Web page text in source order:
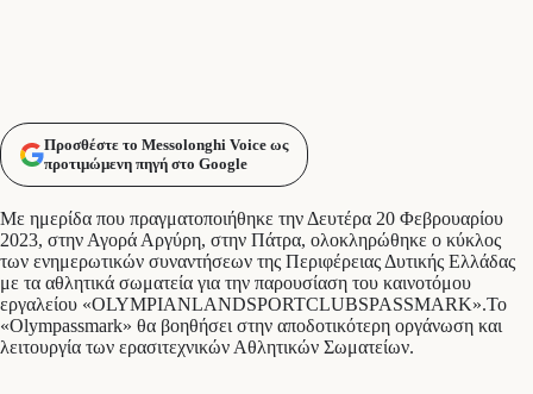
Προσθέστε το Messolonghi Voice ως
προτιμώμενη πηγή στο Google
Με ημερίδα που πραγματοποιήθηκε την Δευτέρα 20 Φεβρουαρίου
2023, στην Αγορά Αργύρη, στην Πάτρα, ολοκληρώθηκε ο κύκλος
των ενημερωτικών συναντήσεων της Περιφέρειας Δυτικής Ελλάδας
με τα αθλητικά σωματεία για την παρουσίαση του καινοτόμου
εργαλείου «OLYMPIANLANDSPORTCLUBSPASSMARK».Το
«Olympassmark» θα βοηθήσει στην αποδοτικότερη οργάνωση και
λειτουργία των ερασιτεχνικών Αθλητικών Σωματείων.